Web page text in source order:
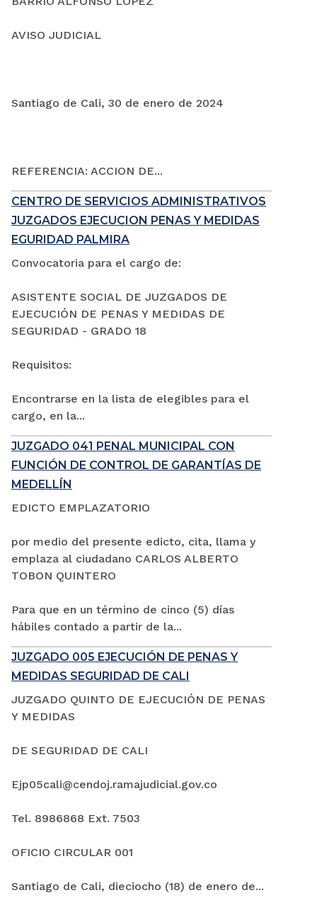
AVISO JUDICIAL
Santiago de Cali, 30 de enero de 2024
REFERENCIA: ACCION DE...
CENTRO DE SERVICIOS ADMINISTRATIVOS
JUZGADOS EJECUCION PENAS Y MEDIDAS
EGURIDAD PALMIRA
Convocatoria para el cargo de:
ASISTENTE SOCIAL DE JUZGADOS DE
EJECUCIÓN DE PENAS Y MEDIDAS DE
SEGURIDAD - GRADO 18
Requisitos:
Encontrarse en la lista de elegibles para el
cargo, en la...
JUZGADO 041 PENAL MUNICIPAL CON
FUNCIÓN DE CONTROL DE GARANTÍAS DE
MEDELLÍN
EDICTO EMPLAZATORIO
por medio del presente edicto, cita, llama y
emplaza al ciudadano CARLOS ALBERTO
TOBON QUINTERO
Para que en un término de cinco (5) días
hábiles contado a partir de la...
JUZGADO 005 EJECUCIÓN DE PENAS Y
MEDIDAS SEGURIDAD DE CALI
JUZGADO QUINTO DE EJECUCIÓN DE PENAS
Y MEDIDAS
DE SEGURIDAD DE CALI
Ejp05cali@cendoj.ramajudicial.gov.co
Tel. 8986868 Ext. 7503
OFICIO CIRCULAR 001
Santiago de Cali, dieciocho (18) de enero de...